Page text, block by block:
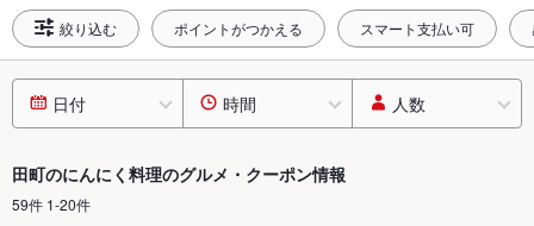
絞り込む ポイントがつかえる スマート支払い可
日付 時間 人数
田町のにんにく料理のグルメ・クーポン情報
59件 1-20件